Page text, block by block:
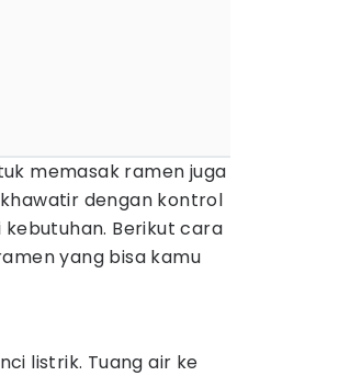
memasak ramen juga
dengan kontrol
Berikut cara
yang bisa kamu
listrik. Tuang air ke